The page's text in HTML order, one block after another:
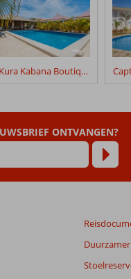
Kura Kabana Boutique Resort
ONTVANGEN?